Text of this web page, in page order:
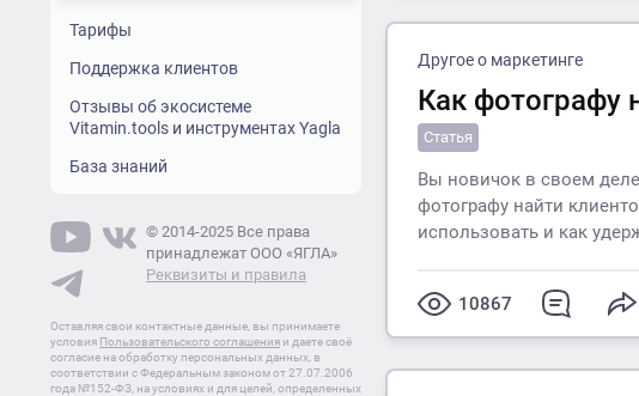
Другое о маркетинге
Как фотографу
Статья
Вы новичок в своем
фотографу найти
использовать и как
10867
Тарифы
Поддержка клиентов
Отзывы об экосистеме
Vitamin.tools и инструментах Yagla
База знаний
© 2014-2025 Все права
принадлежат ООО «ЯГЛА»
Реквизиты и правила
Оставляя свои контактные данные, вы принимаете
условия Пользовательского соглашения и даете своё
согласие на обработку персональных данных, в
соответствии с Федеральным законом от 27.07.2006
года №152-ФЗ, на условиях и для целей, определенных